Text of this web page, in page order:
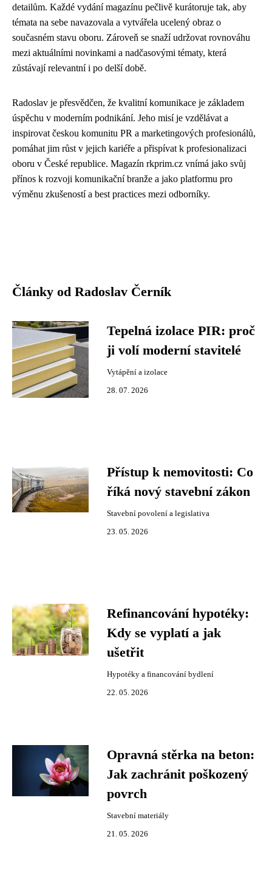
detailům. Každé vydání magazínu pečlivě kurátoruje tak, aby
témata na sebe navazovala a vytvářela ucelený obraz o
současném stavu oboru. Zároveň se snaží udržovat rovnováhu
mezi aktuálními novinkami a nadčasovými tématy, která
zůstávají relevantní i po delší době.
Radoslav je přesvědčen, že kvalitní komunikace je základem
úspěchu v moderním podnikání. Jeho misí je vzdělávat a
inspirovat českou komunitu PR a marketingových profesionálů,
pomáhat jim růst v jejich kariéře a přispívat k profesionalizaci
oboru v České republice. Magazín rkprim.cz vnímá jako svůj
přínos k rozvoji komunikační branže a jako platformu pro
výměnu zkušeností a best practices mezi odborníky.
Články od Radoslav Černík
Tepelná izolace PIR: proč
ji volí moderní stavitelé
Vytápění a izolace
28. 07. 2026
Přístup k nemovitosti: Co
říká nový stavební zákon
Stavební povolení a legislativa
23. 05. 2026
Refinancování hypotéky:
Kdy se vyplatí a jak
ušetřit
Hypotéky a financování bydlení
22. 05. 2026
Opravná stěrka na beton:
Jak zachránit poškozený
povrch
Stavební materiály
21. 05. 2026